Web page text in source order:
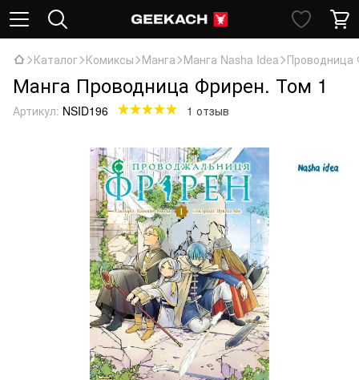
Каталог Комиксы Манга Манга Nasha Idea Проводница
Манга Проводница Фрирен. Том 1
Артикул: NSID196 1 отзыв